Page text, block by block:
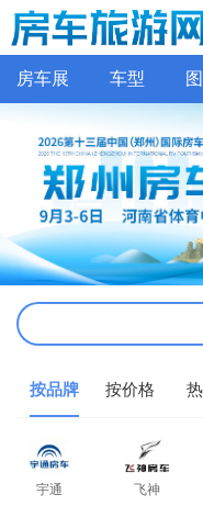
房车展 车型
按品牌 按价格
宇通 飞神